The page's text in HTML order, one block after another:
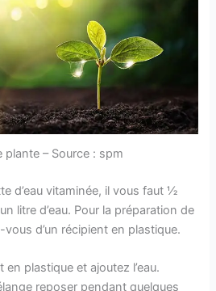
plante – Source : spm
d’eau vitaminée, il vous faut ½
litre d’eau. Pour la préparation de
d’un récipient en plastique.
plastique et ajoutez l’eau.
reposer pendant quelques